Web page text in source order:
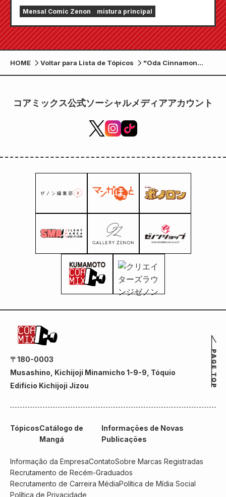
capítulos!! A edição de setembro de 2026 da
revista em quadrinhos mensal Zenon estará à
venda em 24 de julho!!
Mensal Comic Zenon mistura principal
HOME Voltar para Lista de Tópicos
"Oda Cinnamon
Nobunaga" O último
serialização de
コアミックス公式ソーシャルメディアアカウント
〒180-0003
Musashino, Kichijoji Minamicho 1-9-9, Tóquio
Edifício Kichijoji Jizou
TópicosCatálogo de
Mangá
Informações de Novas
Publicações
Informação da EmpresaContatoSobre Marcas Registradas
Recrutamento de Recém-Graduados
Recrutamento de Carreira MédiaPolítica de Mídia Social
Política de Privacidade